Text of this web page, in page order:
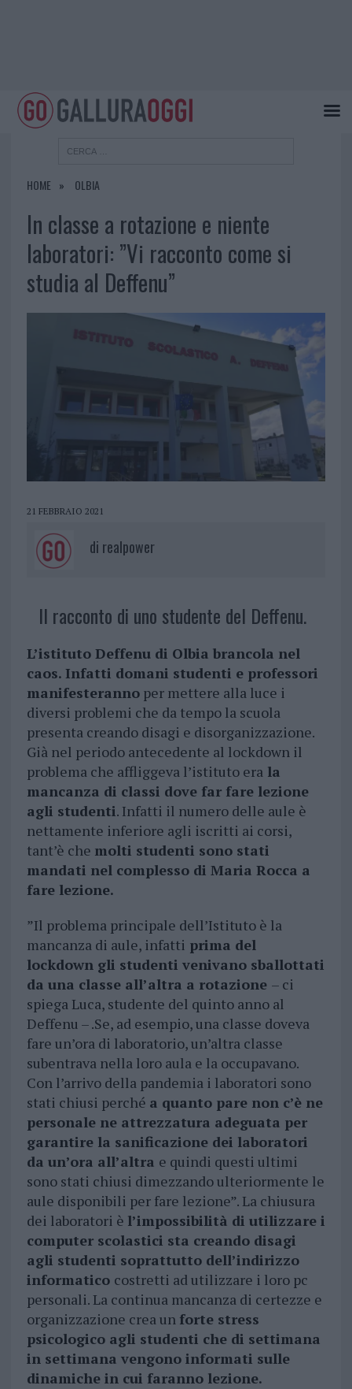
HOME OLBIA
In classe a rotazione e niente
laboratori: ”Vi racconto come si
studia al Deffenu”
21 FEBBRAIO 2021
di realpower
Il racconto di uno studente del Deffenu.
L’istituto Deffenu di Olbia brancola nel
caos. Infatti domani studenti e professori
manifesterannoper mettere alla luce i
diversi problemi che da tempo la scuola
presenta creando disagi e disorganizzazione.
Già nel periodo antecedente al lockdown il
problema che affliggeva l’istituto erala
mancanza di classi dove far fare lezione
agli studenti. Infatti il numero delle aule è
nettamente inferiore agli iscritti ai corsi,
tant’è che molti studenti sono stati
mandati nel complesso di Maria Rocca a
fare lezione.
”Il problema principale dell’Istituto è la
mancanza di aule, infatti prima del
lockdown gli studenti venivano sballottati
da una classe all’altra a rotazione – ci
spiega Luca, studente del quinto anno al
Deffenu – .Se, ad esempio, una classe doveva
fare un’ora di laboratorio, un’altra classe
subentrava nella loro aula e la occupavano.
Con l’arrivo della pandemia i laboratori sono
stati chiusi perché a quanto pare non c’è ne
personale ne attrezzatura adeguata per
garantire la sanificazione dei laboratori
da un’ora all’altra e quindi questi ultimi
sono stati chiusi dimezzando ulteriormente le
aule disponibili per fare lezione”. La chiusura
dei laboratori è l’impossibilità di utilizzare i
computer scolastici sta creando disagi
agli studenti soprattutto dell’indirizzo
informatico costretti ad utilizzare i loro pc
personali. La continua mancanza di certezze e
organizzazione crea un forte stress
psicologico agli studenti che di settimana
in settimana vengono informati sulle
dinamiche in cui faranno lezione.